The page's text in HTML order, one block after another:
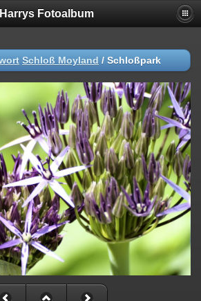
Harrys Fotoalbum
Schloß Moyland / Schloßpark